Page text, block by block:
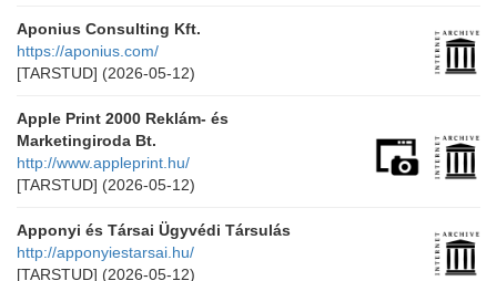
Aponius Consulting Kft.
https://aponius.com/
[TARSTUD] (2026-05-12)
Apple Print 2000 Reklám- és
Marketingiroda Bt.
http://www.appleprint.hu/
[TARSTUD] (2026-05-12)
Apponyi és Társai Ügyvédi Társulás
http://apponyiestarsai.hu/
[TARSTUD] (2026-05-12)